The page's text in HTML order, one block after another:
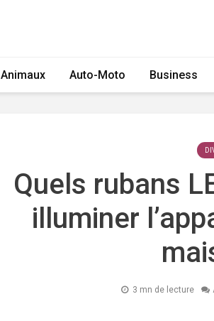
Animaux Auto-Moto Business
Quels rubans
illuminer
3 mn de lecture